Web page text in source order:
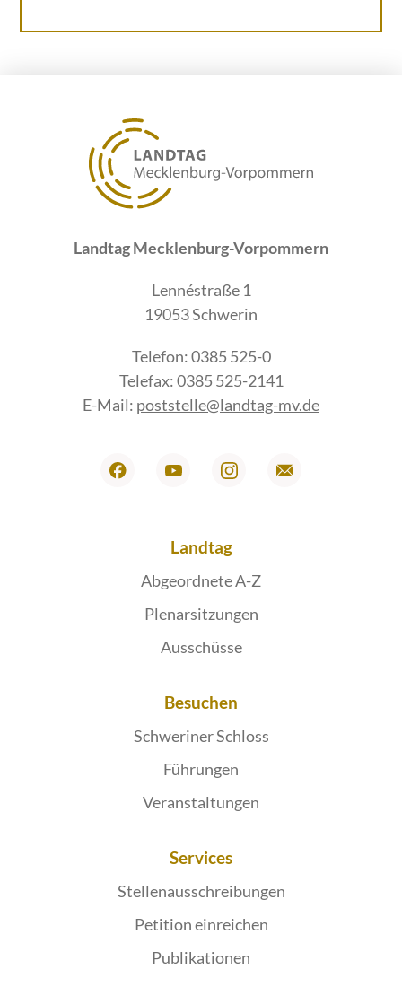
Landtag Mecklenburg-Vorpommern
Lennéstraße 1
19053 Schwerin
Telefon: 0385 525-0
Telefax: 0385 525-2141
E-Mail: poststelle@landtag-mv.de
Landtag
Abgeordnete A-Z
Plenarsitzungen
Ausschüsse
Besuchen
Schweriner Schloss
Führungen
Veranstaltungen
Services
Stellenausschreibungen
Petition einreichen
Publikationen